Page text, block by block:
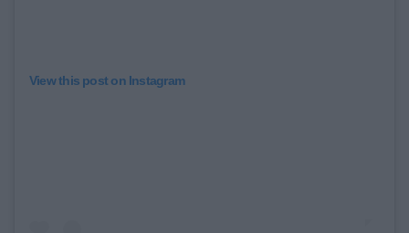
View this post on Instagram